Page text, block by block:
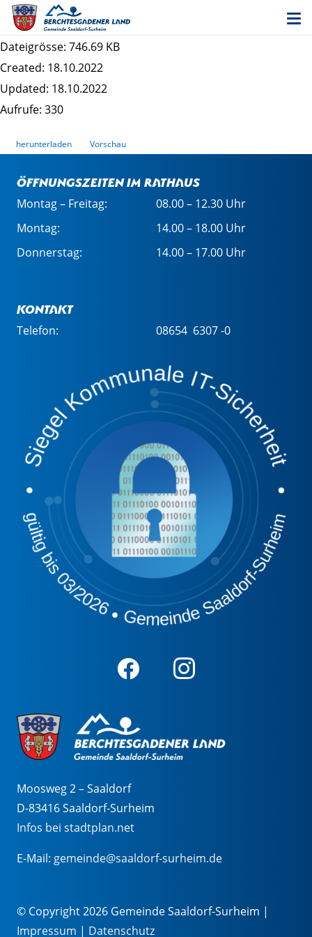
Bekanntmachung frühzeitige Beteiligung
"Haberland Ost"
Dateigrösse: 746.69 KB
Created: 18.10.2022
Updated: 18.10.2022
Aufrufe: 330
herunterladen Vorschau
Öffnungszeiten im Rathaus
Montag – Freitag:
08.00 – 12.30 Uhr
Montag:
14.00 – 18.00 Uhr
Donnerstag:
14.00 – 17.00 Uhr
Kontakt
Telefon: 08654 6307 -0
Moosweg 2 – Saaldorf
D-83416 Saaldorf-Surheim
Infos bei stadtplan.net
E-Mail: gemeinde@saaldorf-surheim.de
© Copyright 2026 Gemeinde Saaldorf-Surheim |
Impressum | Datenschutz